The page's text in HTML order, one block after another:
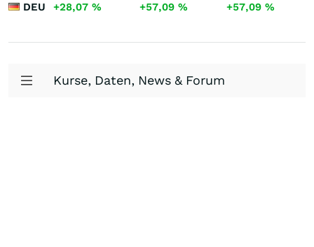
DEU +28,07 % +57,09% +57,09 %
Kurse, Daten, News & Forum